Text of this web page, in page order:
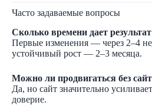
Часто задаваемые вопросы
Сколько времени дает
Первые изменения — через 2–4
устойчивый рост — 2–3 месяца.
Можно ли продвигаться без
Да, но сайт значительно
доверие.